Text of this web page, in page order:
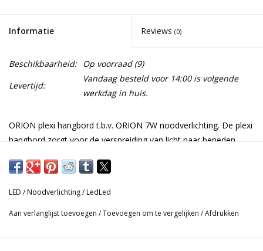
Informatie Reviews (0)
Beschikbaarheid: Op voorraad(9)
Levertijd:
Vandaag besteld voor 14:00 is volgende
werkdag in huis.
ORION plexi hangbord t.b.v. ORION 7W noodverlichting. De plexi
hangbord zorgt voor de verspreiding van licht naar beneden
armatuur te gebruiken als hang nood armatuur.
LED /Noodverlichting/LedLed
Aan verlanglijst toevoegen /Toevoegen om te vergelijken /Afdrukken